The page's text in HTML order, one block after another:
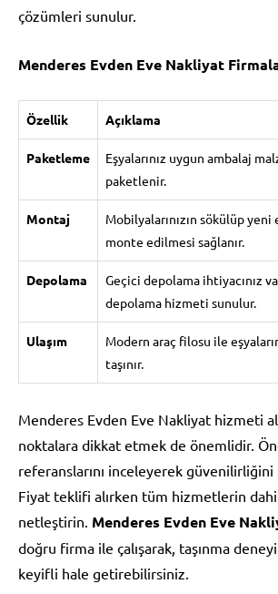
çözümleri sunulur.
Menderes Evden Eve Nakliyat
Özellik Açıklama
Paketleme
Eşyalarınız uygun ambalaj
paketlenir.
Montaj
Mobilyalarınızın sökülüp
monte edilmesi sağlanır.
Depolama
Geçici depolama ihtiyacınız
depolama hizmeti sunulur.
Ulaşım
Modern araç filosu ile
taşınır.
Menderes Evden Eve Nakliyat hizmeti
noktalara dikkat etmek de önemlidir.
referanslarını inceleyerek güvenilirliğini
Fiyat teklifi alırken tüm hizmetlerin dahil
netleştirin. Menderes Evden Eve
doğru firma ile çalışarak, taşınma
keyifli hale getirebilirsiniz.